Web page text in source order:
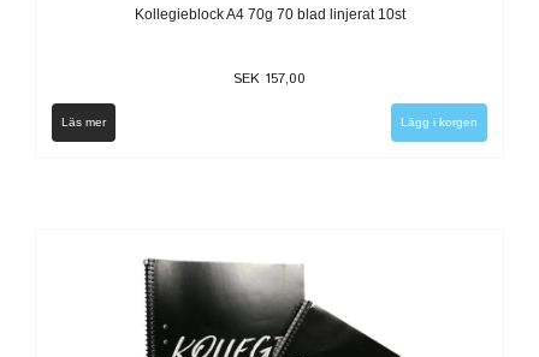
Kollegieblock A4 70g 70 blad linjerat 10st
SEK 157,00
Läs mer